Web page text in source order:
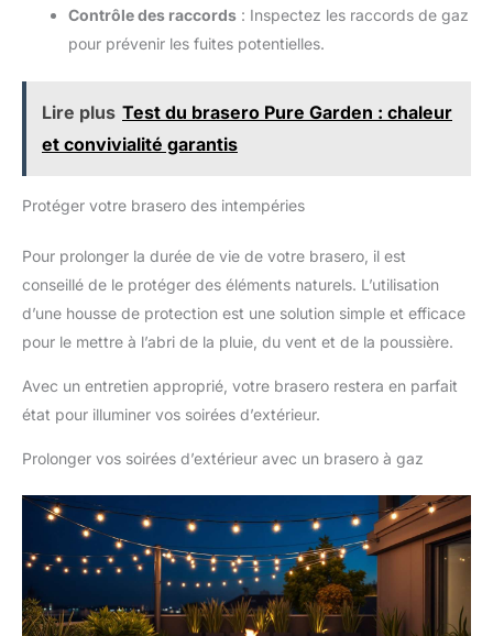
Contrôle des raccords : Inspectez les raccords de gaz
pour prévenir les fuites potentielles.
Lire plus Test du brasero Pure Garden : chaleur
et convivialité garantis
Protéger votre brasero des intempéries
Pour prolonger la durée de vie de votre brasero, il est
conseillé de le protéger des éléments naturels. L’utilisation
d’une housse de protection est une solution simple et efficace
pour le mettre à l’abri de la pluie, du vent et de la poussière.
Avec un entretien approprié, votre brasero restera en parfait
état pour illuminer vos soirées d’extérieur.
Prolonger vos soirées d’extérieur avec un brasero à gaz